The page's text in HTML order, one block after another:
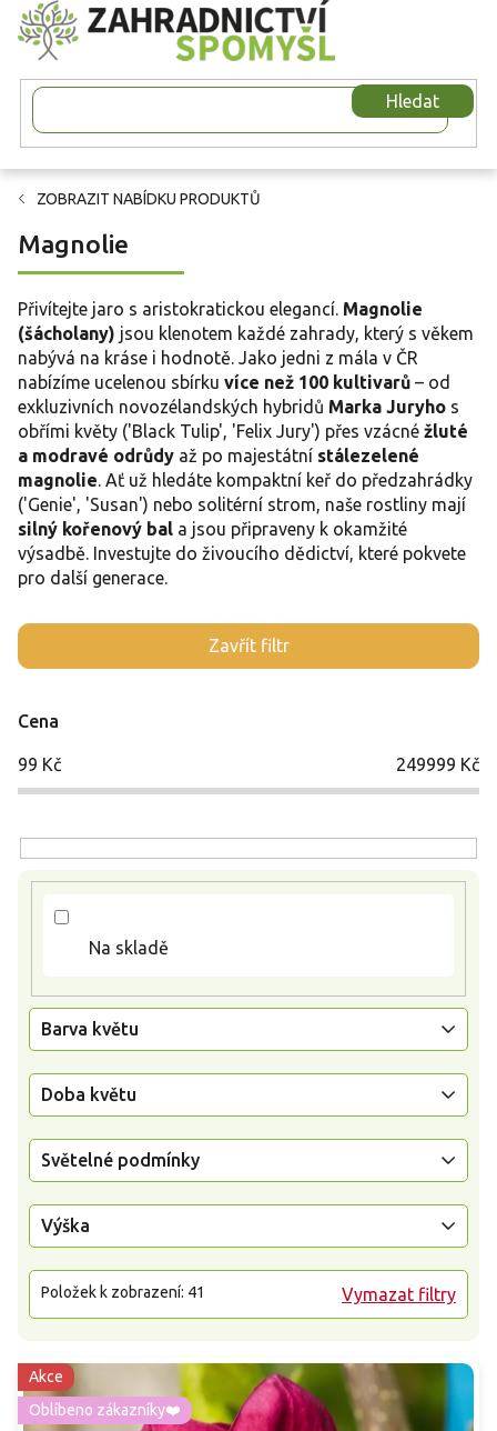
Přejít
na
obsah
Hledat
ZOBRAZIT NABÍDKU PRODUKTŮ
Magnolie
Přivítejte jaro s aristokratickou elegancí. Magnolie
(šácholany) jsou klenotem každé zahrady, který s věkem
nabývá na kráse i hodnotě. Jako jedni z mála v ČR
nabízíme ucelenou sbírku více než 100 kultivarů – od
exkluzivních novozélandských hybridů Marka Juryho s
obřími květy ('Black Tulip', 'Felix Jury') přes vzácné žluté
a modravé odrůdy až po majestátní stálezelené
magnolie . Ať už hledáte kompaktní keř do předzahrádky
('Genie', 'Susan') nebo solitérní strom, naše rostliny mají
silný kořenový bal a jsou připraveny k okamžité
výsadbě. Investujte do živoucího dědictví, které pokvete
pro další generace.
Zavřít filtr
Cena
99 Kč 249999 Kč
Na skladě
Barva květu
Doba květu
Světelné podmínky
Výška
Vymazat filtry
Položek k zobrazení: 41
V
ý
s
p
u
Akce
Oblíbeno zákazníky❤️